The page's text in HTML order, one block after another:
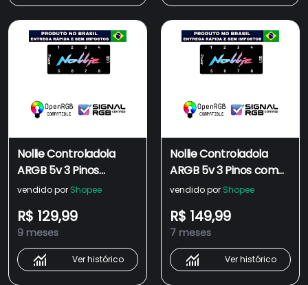
Nollie Controladola
ARGB 5v 3 Pinos
interface ARGB com
SignalRGB OpenRGB
oficial
vendido por Shopee
R$ 129,99
9 meses
Ver histórico
Nollie Controladola
ARGB 5v 3 Pinos com
suporte ao Software
Oficial
vendido por Shopee
R$ 149,99
7 meses
Ver histórico